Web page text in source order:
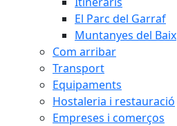
El Parc del Garraf
Muntanyes del Baix
Com arribar
Transport
Equipaments
Hostaleria i restauració
Empreses i comerços